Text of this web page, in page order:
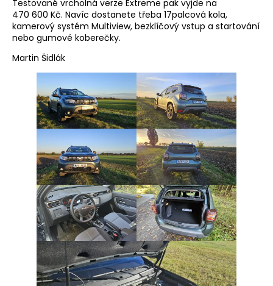
Testované vrcholná verze Extreme pak vyjde na
470 600 Kč. Navíc dostanete třeba 17palcová kola,
kamerový systém Multiview, bezklíčový vstup a startování
nebo gumové koberečky.
Martin Šidlák